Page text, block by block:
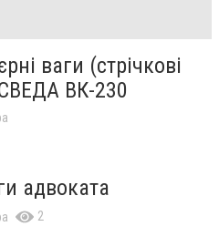
ваги (стрічкові
ВК-230
адвоката
2